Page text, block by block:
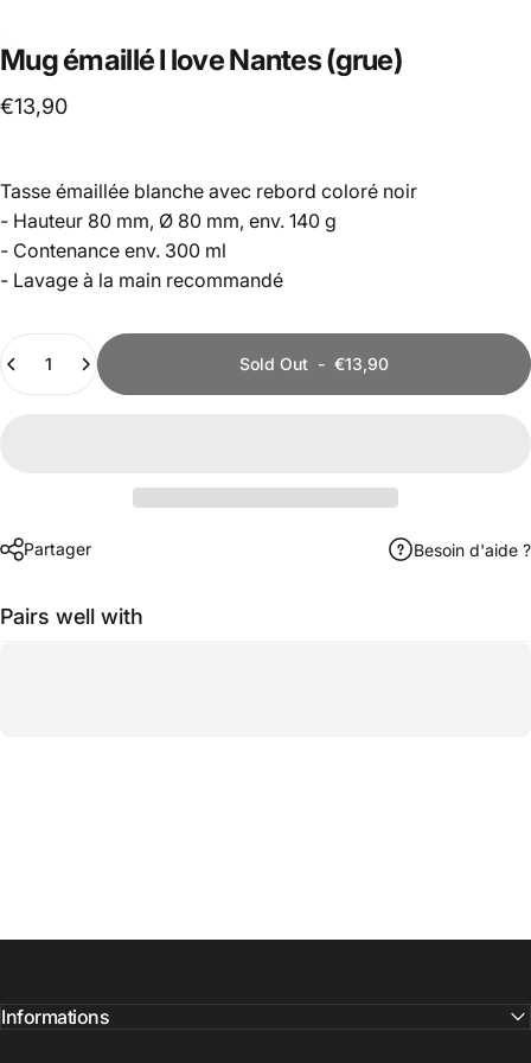
MugémailléI loveNantes(grue)
€13,90
Tasse émaillée blanche avec rebord coloré noir
- Hauteur 80 mm, Ø 80 mm, env. 140 g
- Contenance env. 300 ml
- Lavage à la main recommandé
Quantity
Sold Out - €13,90
Partager Besoin d'aide ?
Pairs well with
Informations